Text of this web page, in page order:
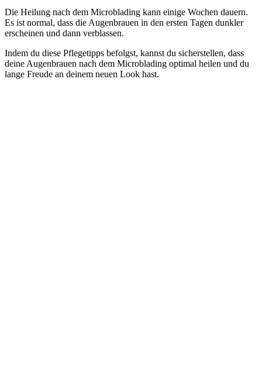
Die Heilung nach dem Microblading kann einige Wochen dauern.
Es ist normal, dass die Augenbrauen in den ersten Tagen dunkler
erscheinen und dann verblassen.
Indem du diese Pflegetipps befolgst, kannst du sicherstellen, dass
deine Augenbrauen nach dem Microblading optimal heilen und du
lange Freude an deinem neuen Look hast.